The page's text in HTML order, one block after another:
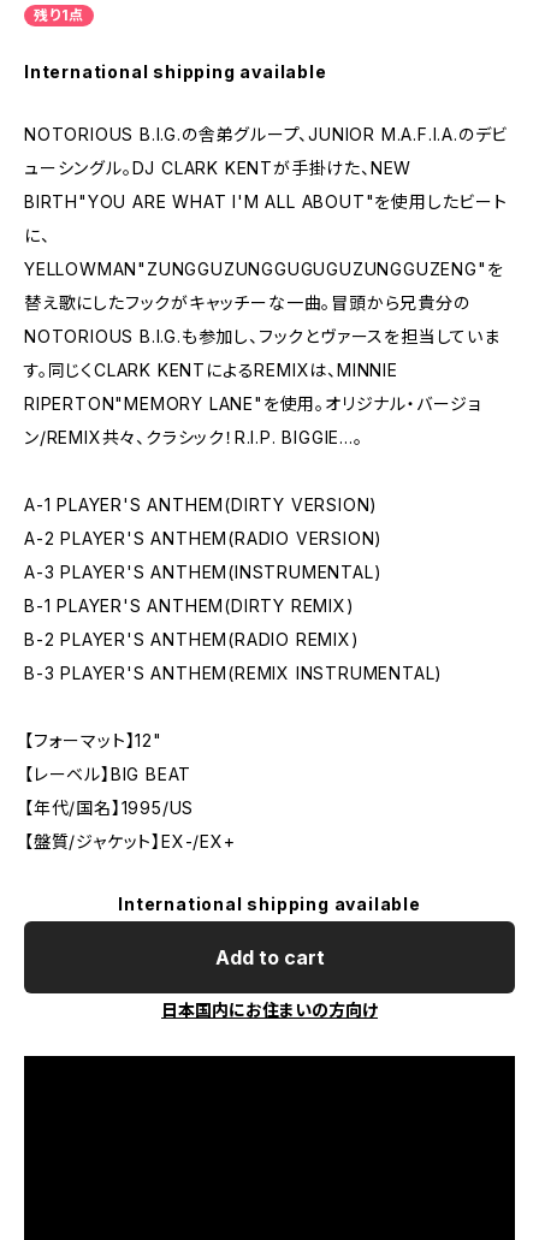
残り1点
International shipping available
NOTORIOUS B.I.G.の舎弟グループ、JUNIOR M.A.F.I.A.のデビ
ューシングル。DJ CLARK KENTが手掛けた、NEW
BIRTH"YOU ARE WHAT I'M ALL ABOUT"を使用したビート
に、
YELLOWMAN"ZUNGGUZUNGGUGUGUZUNGGUZENG"を
替え歌にしたフックがキャッチーな一曲。冒頭から兄貴分の
NOTORIOUS B.I.G.も参加し、フックとヴァースを担当していま
す。同じくCLARK KENTによるREMIXは、MINNIE
RIPERTON"MEMORY LANE"を使用。オリジナル・バージョ
ン/REMIX共々、クラシック！R.I.P. BIGGIE...。
A-1 PLAYER'S ANTHEM(DIRTY VERSION)
A-2 PLAYER'S ANTHEM(RADIO VERSION)
A-3 PLAYER'S ANTHEM(INSTRUMENTAL)
B-1 PLAYER'S ANTHEM(DIRTY REMIX)
B-2 PLAYER'S ANTHEM(RADIO REMIX)
B-3 PLAYER'S ANTHEM(REMIX INSTRUMENTAL)
【フォーマット】12"
【レーベル】BIG BEAT
【年代/国名】1995/US
【盤質/ジャケット】EX-/EX+
International shipping available
Add to cart
日本国内にお住まいの方向け